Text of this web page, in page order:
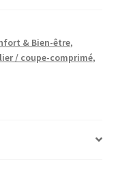
& Bien-être,
/ coupe-comprimé,